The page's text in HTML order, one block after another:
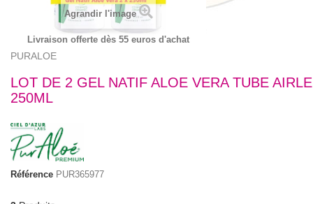
Agrandir l'image
Livraison offerte dès 55 euros d'achat
PURALOE
LOT DE 2 GEL NATIF ALOE VERA TUBE
250ML
Référence PUR365977